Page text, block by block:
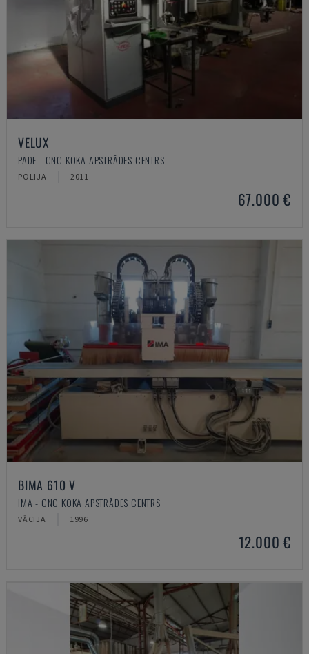
VELUX
PADE - CNC KOKA APSTRĀDES CENTRS
POLIJA 2011
67.000 €
BIMA 610 V
IMA - CNC KOKA APSTRĀDES CENTRS
VĀCIJA 1996
12.000 €